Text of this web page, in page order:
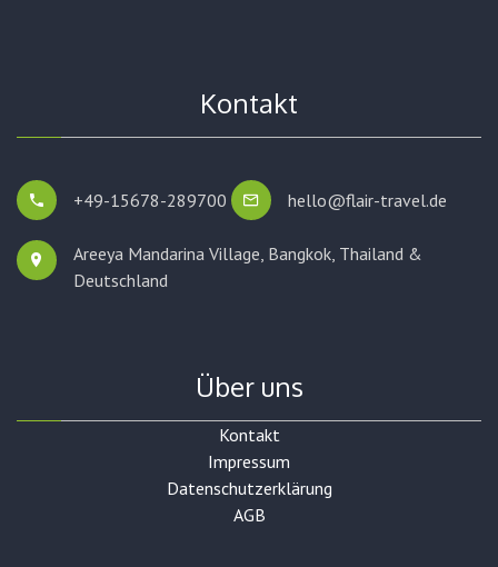
Kontakt
+49-15678-289700 hello@flair-travel.de
Areeya Mandarina Village, Bangkok, Thailand &
Deutschland
Über uns
Kontakt
Impressum
Datenschutzerklärung
AGB